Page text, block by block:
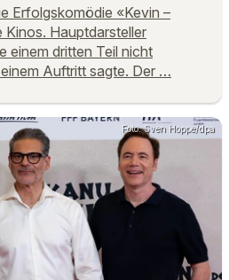
Erfolgskomödie «Kevin –
Kinos. Hauptdarsteller
einem dritten Teil nicht
Auftritt sagte. Der …
Foto: Sven Hoppe/dpa